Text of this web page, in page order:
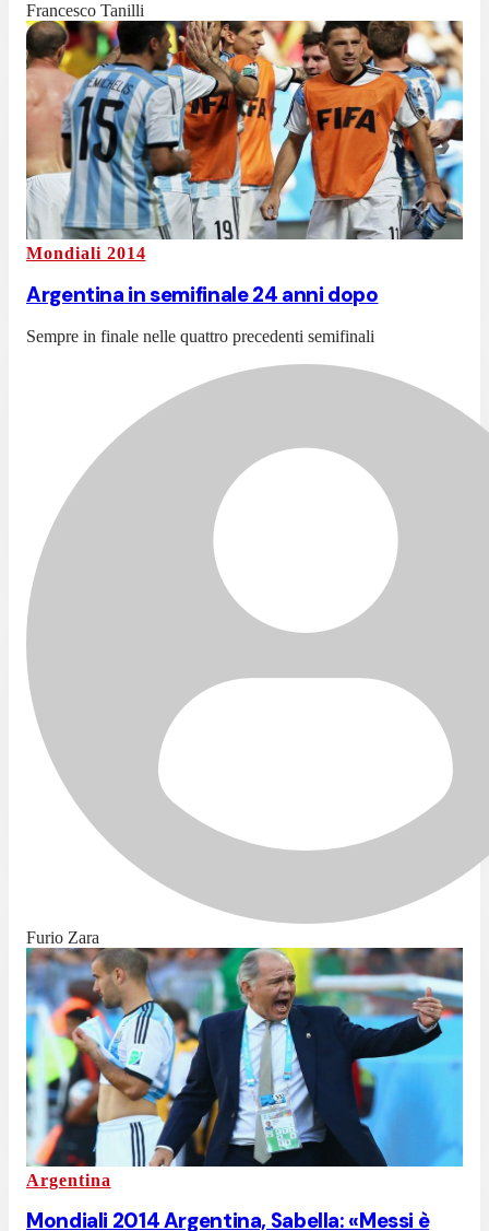
Francesco Tanilli
Mondiali 2014
Argentina in semifinale 24 anni dopo
Sempre in finale nelle quattro precedenti semifinali
Furio Zara
Argentina
Mondiali 2014 Argentina, Sabella: «Messi è